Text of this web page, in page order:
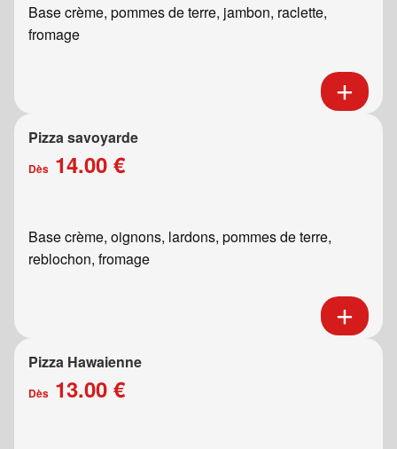
Base crème, pommes de terre, jambon, raclette,
fromage
Pizza savoyarde
Dès 14.00 €
Base crème, oignons, lardons, pommes de terre,
reblochon, fromage
Pizza Hawaienne
Dès 13.00 €